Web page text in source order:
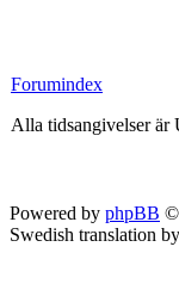
Forumindex
Alla tidsangivelser
Powered by phpBB ©
Swedish translation by